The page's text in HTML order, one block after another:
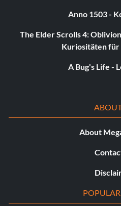
Anno 1503 -
The Elder Scrolls 4:
Kuriositäten für
A Bug's Life -
About